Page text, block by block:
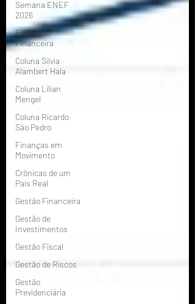
Semana ENEF
2026
Educação
Financeira
Coluna Silvia
Alambert Hala
Coluna Lilian
Mengel
Coluna Ricardo
São Pedro
Finanças em
Movimento
Crônicas de um
País Real
Gestão Financeira
Gestão de
Investimentos
Gestão Fiscal
Gestão de Riscos
Gestão
Previdenciária